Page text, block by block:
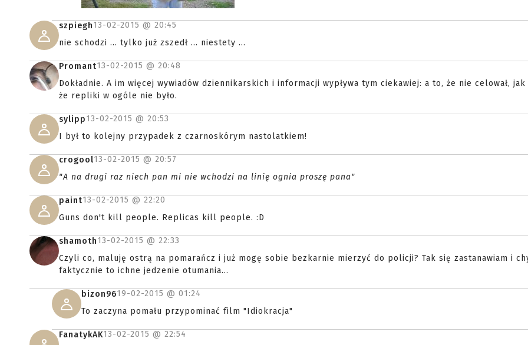
szpiegh13-02-2015 @ 20:45
nie schodzi ... tylko już zszedł ... niestety ...
Promant13-02-2015 @ 20:48
Dokładnie. A im więcej wywiadów dziennikarskich i informacji wypływa tym ciekawiej: a to, że nie celował, jak
że repliki w ogóle nie było.
sylipp13-02-2015 @ 20:53
I był to kolejny przypadek z czarnoskórym nastolatkiem!
crogool13-02-2015 @ 20:57
"A na drugi raz niech pan mi nie wchodzi na linię ognia proszę pana"
paint13-02-2015 @ 22:20
Guns don't kill people. Replicas kill people. :D
shamoth13-02-2015 @ 22:33
Czyli co, maluję ostrą na pomarańcz i już mogę sobie bezkarnie mierzyć do policji? Tak się zastanawiam i
faktycznie to ichne jedzenie otumania...
bizon9619-02-2015 @ 01:24
To zaczyna pomału przypominać film "Idiokracja"
FanatykAK13-02-2015 @ 22:54